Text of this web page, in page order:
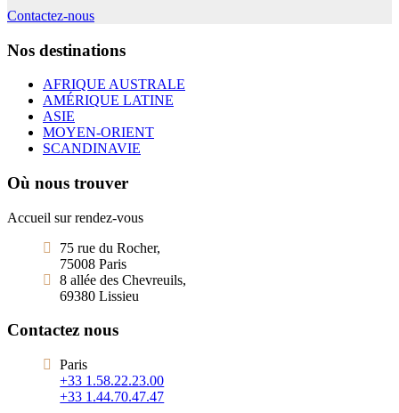
Contactez-nous
Nos destinations
AFRIQUE AUSTRALE
AMÉRIQUE LATINE
ASIE
MOYEN-ORIENT
SCANDINAVIE
Où nous trouver
Accueil sur rendez-vous
75 rue du Rocher,
75008 Paris
8 allée des Chevreuils,
69380 Lissieu
Contactez nous
Paris
+33 1.58.22.23.00
+33 1.44.70.47.47